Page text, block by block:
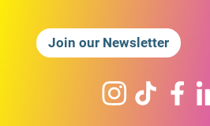
Join our Newsletter